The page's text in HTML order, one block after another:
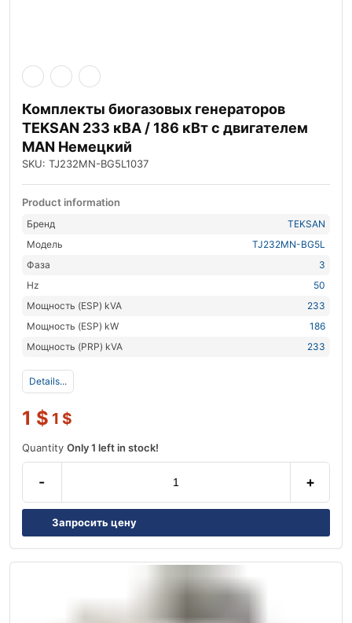
Комплекты биогазовых генераторов
TEKSAN 233 кВА / 186 кВт с двигателем
MAN Немецкий
SKU: TJ232MN-BG5L1037
Product information
Бренд
TEKSAN
Модель
TJ232MN-BG5L
Фаза
3
Hz
50
Мощность (ESP) kVA
233
Мощность (ESP) kW
186
Мощность (PRP) kVA
233
Details...
1 $ 1 $
Quantity Only 1 left in stock!
- +
Запросить цену